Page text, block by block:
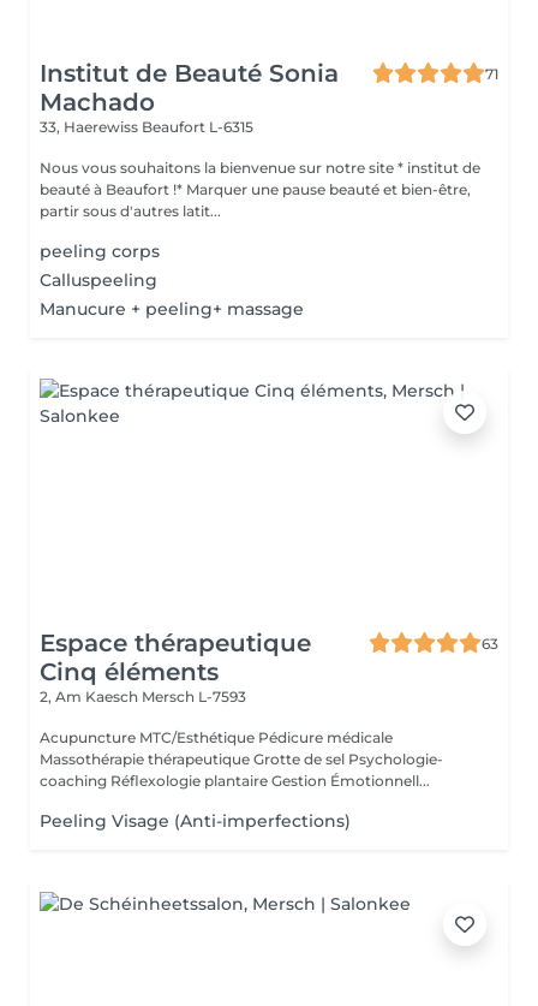
Institut de Beauté Sonia
Machado
71
33, Haerewiss Beaufort L-6315
Nous vous souhaitons la bienvenue sur notre site * institut de
beauté à Beaufort !* Marquer une pause beauté et bien-être,
partir sous d'autres latit...
peeling corps
Calluspeeling
Manucure + peeling+ massage
Espace thérapeutique
Cinq éléments
63
2, Am Kaesch Mersch L-7593
Acupuncture MTC/Esthétique Pédicure médicale
Massothérapie thérapeutique Grotte de sel Psychologie-
coaching Réflexologie plantaire Gestion Émotionnell...
Peeling Visage (Anti-imperfections)